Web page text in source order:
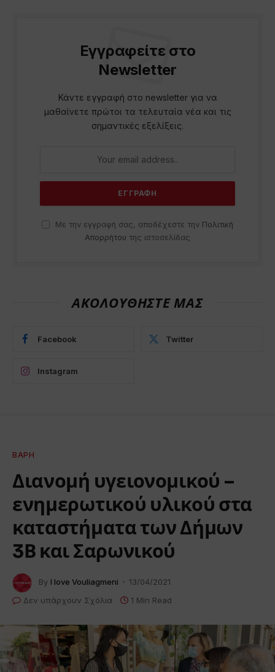
Εγγραφείτε στο
Newsletter
Κάντε εγγραφή στο newsletter για να
μαθαίνετε πρώτοι τα τελευταία νέα και τις
σημαντικές εξελίξεις.
Με την εγγραφή σας, αποδέχεστε την Πολιτική
Απορρήτου της ιστοσελίδας
ΑΚΟΛΟΥΘΗΣΤΕ ΜΑΣ
Facebook Twitter
Instagram
ΒΆΡΗ
Διανομή υγειονομικού –
ενημερωτικού υλικού στα
καταστήματα των Δήμων
3Β και Σαρωνικού
By I love Vouliagmeni
13/04/2021
Δεν υπάρχουν Σχόλια
1 Min Read